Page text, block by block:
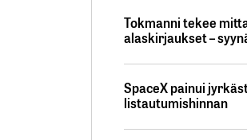
Tokmanni tekee
alaskirjaukset –
SpaceX painui
listautumishinnan